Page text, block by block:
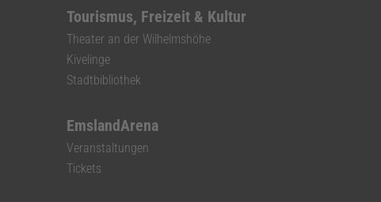
Tourismus, Freizeit & Kultur
Theater an der Wilhelmshöhe
Kivelinge
Stadtbibliothek
EmslandArena
Veranstaltungen
Tickets